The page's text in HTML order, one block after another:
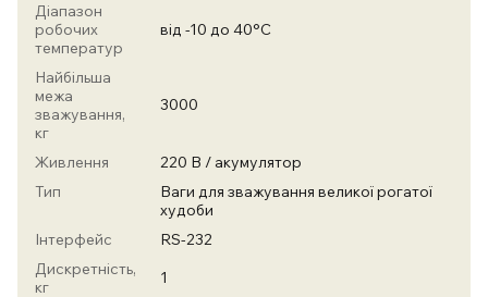
Діапазон
робочих
температур
від -10 до 40°С
Найбільша
межа
зважування,
кг
3000
Живлення
220 В / акумулятор
Тип
Ваги для зважування великої рогатої
худоби
Інтерфейс
RS-232
Дискретність,
кг
1